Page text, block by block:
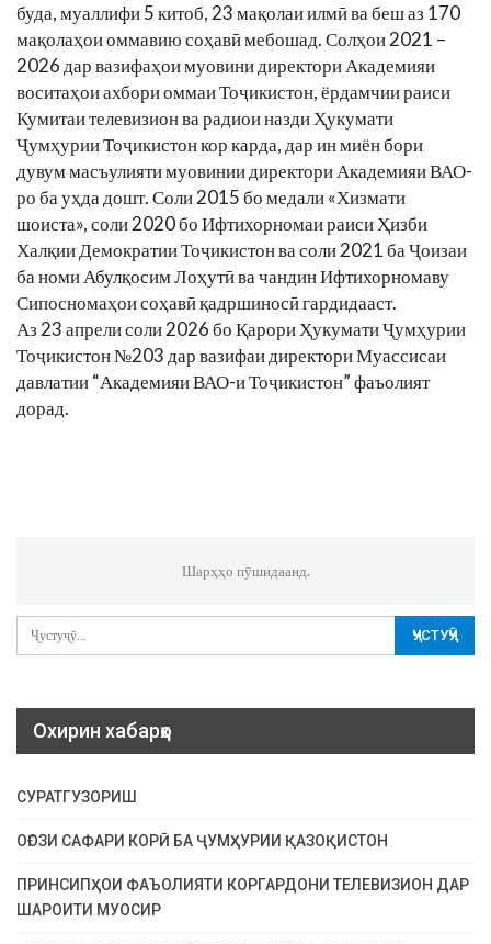
буда, муаллифи 5 китоб, 23 мақолаи илмӣ ва беш аз 170
мақолаҳои оммавию соҳавӣ мебошад. Солҳои 2021 –
2026 дар вазифаҳои муовини директори Академияи
воситаҳои ахбори оммаи Тоҷикистон, ёрдамчии раиси
Кумитаи телевизион ва радиои назди Ҳукумати
Ҷумҳурии Тоҷикистон кор карда, дар ин миён бори
дувум масъулияти муовинии директори Академияи ВАО-
ро ба уҳда дошт. Соли 2015 бо медали «Хизмати
шоиста», соли 2020 бо Ифтихорномаи раиси Ҳизби
Халқии Демократии Тоҷикистон ва соли 2021 ба Ҷоизаи
ба номи Абулқосим Лоҳутӣ ва чандин Ифтихорномаву
Сипосномаҳои соҳавӣ қадршиносӣ гардидааст.
Аз 23 апрели соли 2026 бо Қарори Ҳукумати Ҷумҳурии
Тоҷикистон №203 дар вазифаи директори Муассисаи
давлатии “Академияи ВАО-и Тоҷикистон” фаъолият
дорад.
Шарҳҳо пӯшидаанд.
Охирин хабарҳо
СУРАТГУЗОРИШ
ОҒОЗИ САФАРИ КОРӢ БА ҶУМҲУРИИ ҚАЗОҚИСТОН
ПРИНСИПҲОИ ФАЪОЛИЯТИ КОРГАРДОНИ ТЕЛЕВИЗИОН ДАР
ШАРОИТИ МУОСИР